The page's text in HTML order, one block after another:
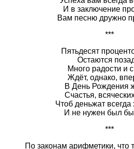
И в заключение
Вам песню дружно
***
Пятьдесят
Остаются
Много радости и
Ждёт, однако,
В День Рождения
Счастья,
Чтоб деньжат всегда
И не нужен был бы
***
По законам арифметики, что